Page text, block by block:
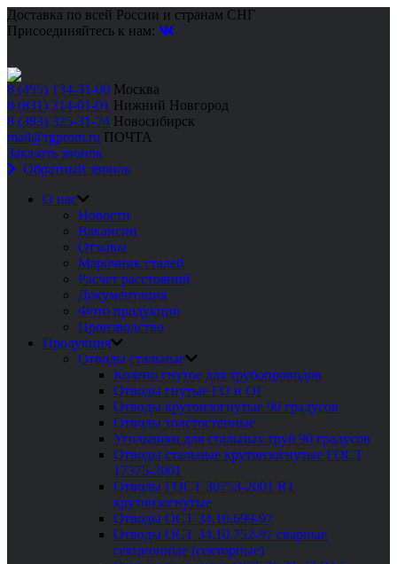
Доставка по всей России и странам СНГ
Присоединяйтесь к нам:
8 (495) 134-31-00 Москва
8 (831) 214-01-01 Нижний Новгород
8 (383) 325-31-74 Новосибирск
mail@rgprom.ru ПОЧТА
Заказать звонок
Обратный звонок
О нас
Новости
Вакансии
Отзывы
Марочник сталей
Расчет расстояний
Документация
Фото продукции
Производство
Продукция
Отводы стальные
Колено гнутое для трубопроводов
Отводы гнутые ГО и ОГ
Отводы крутоизогнутые 90 градусов
Отводы толстостенные
Угольники для стальных труб 90 градусов
Отводы стальные крутоизогнутые ГОСТ
17375-2001
Отводы ГОСТ 30753-2001 R1
крутоизогнутые
Отводы ОСТ 34.10.699-97
Отводы ОСТ 34.10.752-97 сварные
секционные (секторные)